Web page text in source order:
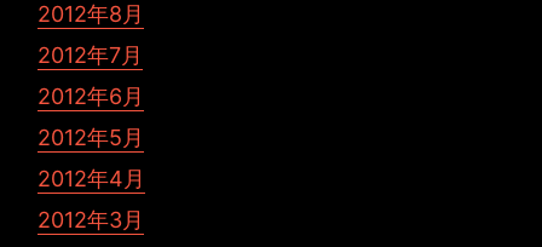
2012年8月
2012年7月
2012年6月
2012年5月
2012年4月
2012年3月